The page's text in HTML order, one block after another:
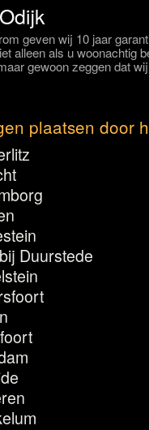
geven wij 10 jaar
alleen als u woonachtig
gewoon zeggen dat
plaatsen door
Duurstede